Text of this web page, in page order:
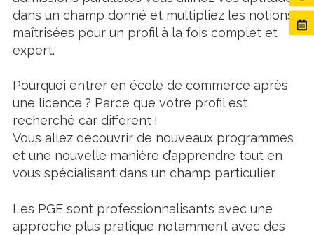
dans un champ donné et multipliez les notions
maîtrisées pour un profil à la fois complet et
expert.
Pourquoi entrer en école de commerce après
une licence ? Parce que votre profil est
recherché car différent !
Vous allez découvrir de nouveaux programmes
et une nouvelle manière d’apprendre tout en
vous spécialisant dans un champ particulier.
Les PGE sont professionnalisants avec une
approche plus pratique notamment avec des